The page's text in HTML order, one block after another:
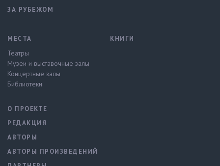
ЗА РУБЕЖОМ
МЕСТА
Театры
Музеи и выставочные залы
Концертные залы
Библиотеки
КНИГИ
О ПРОЕКТЕ
РЕДАКЦИЯ
АВТОРЫ
АВТОРЫ ПРОИЗВЕДЕНИЙ